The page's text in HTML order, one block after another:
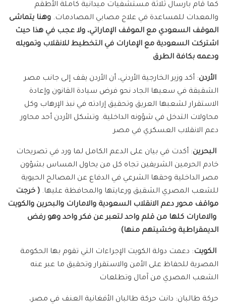
كما قام بارسال ثلاثة مستشفيات ميدانية كاملة الأطقم
والمعدات للمساعدة في علاج مصابي المصادمات. وهنا يتماشى
الموقف السعودي مع الموقف الإماراتي، ولا عجب في هذا حيث
اشتركت السعودية مع الإمارات في التخطيط للانقلاب وتمويله
ودعمه بكافة الطرق
الأردن: أكد وزير الخارجية الأردني، أن الأردن يقف إلى جانب مصر
الشقيقة في سعيها الجاد نحو فرض سيادة القانون وإعادة
الاستقرار لشعبها العريق وتحقيق إرادته في نبذ الإرهاب وكل
محاولات التدخل في شؤونه الداخلية. وتشكل الأردن أحد محاور
دعم الانقلاب العسكري في مصر
البحرين: أكدت في بيان على الدعم الكامل لما ورد في تصريحات
خادم الحرمين الشريفين تجاه كل من يحاول المساس بشؤون
مصر الداخلية وحقها الشرعي في الدفاع عن المصالح الحيوية
للشعب المصري الشقيق ورعايتها والمحافظة عليها. ( خرجت
مواقف محور دعم الانقلاب السعودية والامارات والبحرين والكويت
والامارات كلها من قلم واحد لتعبر عن فكر واحد وهو رفض
الديمقراطية وخشيتهم منها)
الكويت: دعمت دولة الكويت الإجراءات التي تقوم بها الحكومة
المصرية للحفاظ على الأمن والاستقرار وتحقيق ما عبر عنه
الشعب المصري من آمال وتطلعات
حركة طالبان: دانت حركة طالبان الأفغانية العنف في مصر،